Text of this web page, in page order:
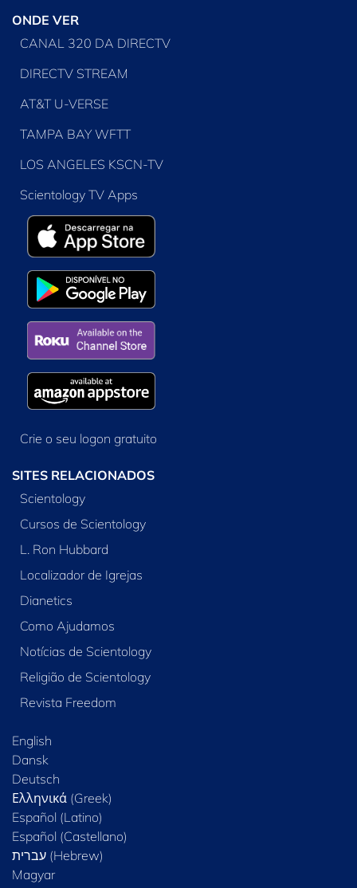
ONDE VER
CANAL 320 DA DIRECTV
DIRECTV STREAM
AT&T U-VERSE
TAMPA BAY WFTT
LOS ANGELES KSCN-TV
Scientology TV Apps
Crie o seu logon gratuito
SITES RELACIONADOS
Scientology
Cursos de Scientology
L. Ron Hubbard
Localizador de Igrejas
Dianetics
Como Ajudamos
Notícias de Scientology
Religião de Scientology
Revista Freedom
English
Dansk
Deutsch
Ελληνικά (Greek)
Español (Latino)
Español (Castellano)
Magyar